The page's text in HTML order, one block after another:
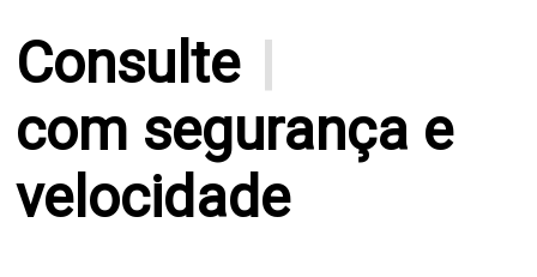
processos
com segurança e
velocidade